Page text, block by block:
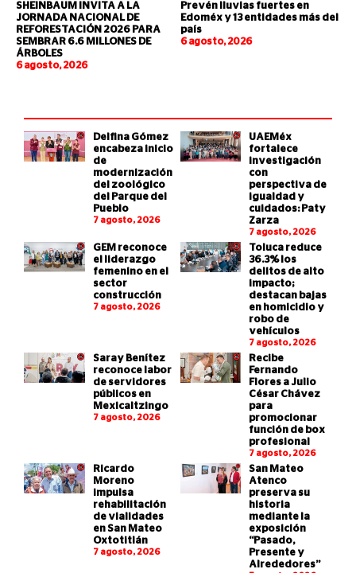
SHEINBAUM INVITA A LA
JORNADA NACIONAL DE
REFORESTACIÓN 2026 PARA
SEMBRAR 6.6 MILLONES DE
ÁRBOLES
6 agosto, 2026
Prevén lluvias fuertes en
Edoméx y 13 entidades más del
país
6 agosto, 2026
Delfina Gómez
encabeza inicio
de
modernización
del zoológico
del Parque del
Pueblo
7 agosto, 2026
UAEMéx
fortalece
investigación
con
perspectiva de
igualdad y
cuidados: Paty
Zarza
7 agosto, 2026
GEM reconoce
el liderazgo
femenino en el
sector
construcción
7 agosto, 2026
Toluca reduce
36.3% los
delitos de alto
impacto;
destacan bajas
en homicidio y
robo de
vehículos
7 agosto, 2026
Saray Benítez
reconoce labor
de servidores
públicos en
Mexicaltzingo
7 agosto, 2026
Recibe
Fernando
Flores a Julio
César Chávez
para
promocionar
función de box
profesional
7 agosto, 2026
Ricardo
Moreno
impulsa
rehabilitación
de vialidades
en San Mateo
Oxtotitlán
7 agosto, 2026
San Mateo
Atenco
preserva su
historia
mediante la
exposición
“Pasado,
Presente y
Alrededores”